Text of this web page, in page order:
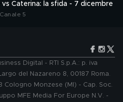
vs Caterina: la sfida - 7 dicembre
5
Digital - RTI S.p.A.: p. iva
del Nazareno 8, 00187 Roma.
Cologno Monzese (MI) - Cap. Soc.
MFE Media For Europe N.V. -